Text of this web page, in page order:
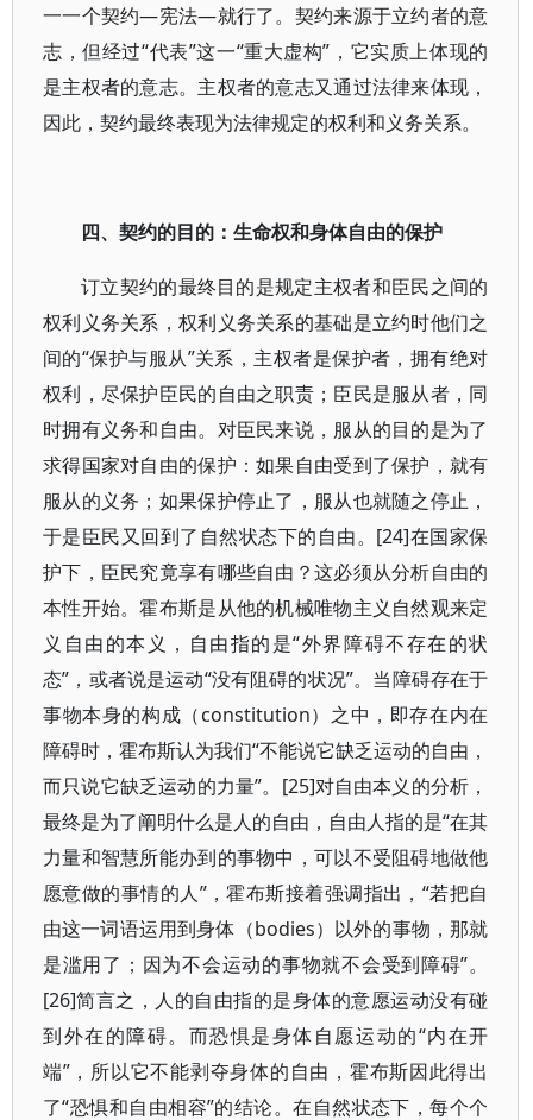
一一个契约—宪法—就行了。契约来源于立约者的意
志，但经过“代表”这一“重大虚构”，它实质上体现的
是主权者的意志。主权者的意志又通过法律来体现，
因此，契约最终表现为法律规定的权利和义务关系。
四、契约的目的：生命权和身体自由的保护
订立契约的最终目的是规定主权者和臣民之间的
权利义务关系，权利义务关系的基础是立约时他们之
间的“保护与服从”关系，主权者是保护者，拥有绝对
权利，尽保护臣民的自由之职责；臣民是服从者，同
时拥有义务和自由。对臣民来说，服从的目的是为了
求得国家对自由的保护：如果自由受到了保护，就有
服从的义务；如果保护停止了，服从也就随之停止，
于是臣民又回到了自然状态下的自由。[24]在国家保
护下，臣民究竟享有哪些自由？这必须从分析自由的
本性开始。霍布斯是从他的机械唯物主义自然观来定
义自由的本义，自由指的是“外界障碍不存在的状
态”，或者说是运动“没有阻碍的状况”。当障碍存在于
事物本身的构成（constitution）之中，即存在内在
障碍时，霍布斯认为我们“不能说它缺乏运动的自由，
而只说它缺乏运动的力量”。[25]对自由本义的分析，
最终是为了阐明什么是人的自由，自由人指的是“在其
力量和智慧所能办到的事物中，可以不受阻碍地做他
愿意做的事情的人”，霍布斯接着强调指出，“若把自
由这一词语运用到身体（bodies）以外的事物，那就
是滥用了；因为不会运动的事物就不会受到障碍”。
[26]简言之，人的自由指的是身体的意愿运动没有碰
到外在的障碍。而恐惧是身体自愿运动的“内在开
端”，所以它不能剥夺身体的自由，霍布斯因此得出
了“恐惧和自由相容”的结论。在自然状态下，每个个